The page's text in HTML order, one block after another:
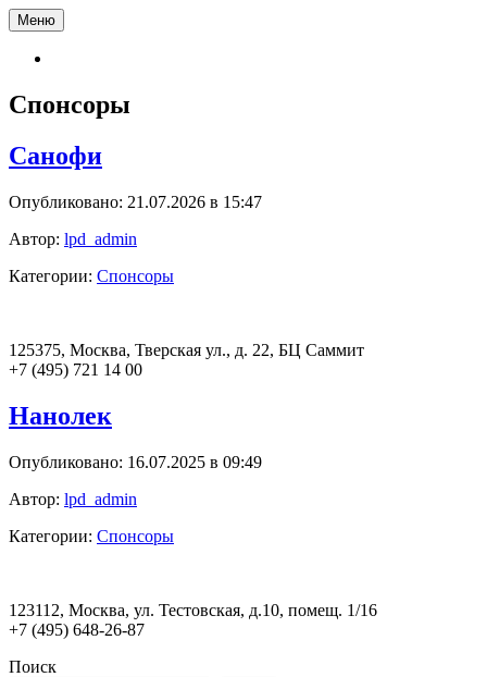
Меню
Спонсоры
Cанофи
Опубликовано: 21.07.2026 в 15:47
Автор: lpd_admin
Категории: Спонсоры
125375, Москва, Тверская ул., д. 22, БЦ Саммит
+7 (495) 721 14 00
Нанолек
Опубликовано: 16.07.2025 в 09:49
Автор: lpd_admin
Категории: Спонсоры
123112, Москва, ул. Тестовская, д.10, помещ. 1/16
+7 (495) 648-26-87
Поиск